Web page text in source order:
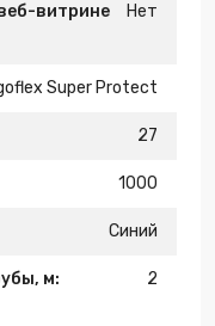
витрине
Нет
Super Protect
27
1000
Синий
м: 2